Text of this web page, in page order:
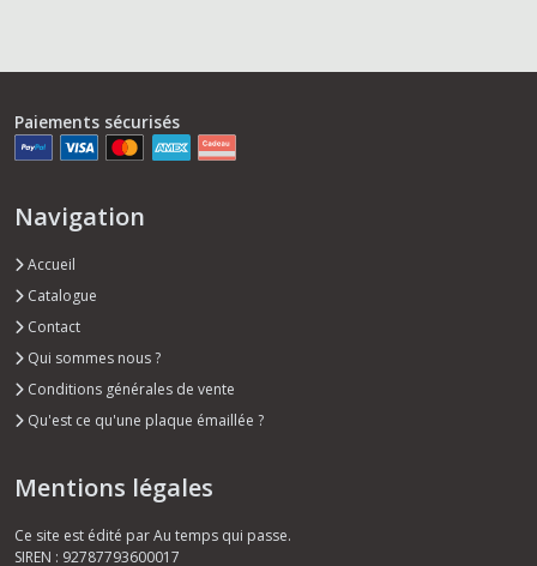
Paiements sécurisés
Navigation
Accueil
Catalogue
Contact
Qui sommes nous ?
Conditions générales de vente
Qu'est ce qu'une plaque émaillée ?
Mentions légales
Ce site est édité par Au temps qui passe.
SIREN : 92787793600017